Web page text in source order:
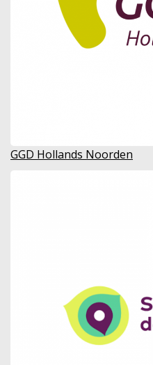
GGD Hollands Noorden